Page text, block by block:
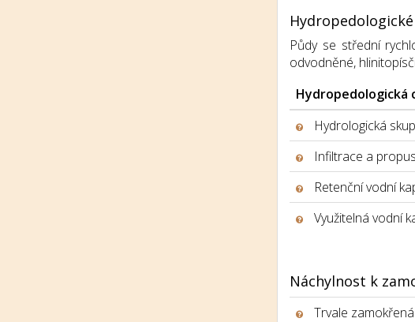
Půdy se střední
odvodněné,
Hydropedologická
Hydrologická
Infiltrace a
Retenční vodní
Využitelná vodní
Náchylnost k
Trvale